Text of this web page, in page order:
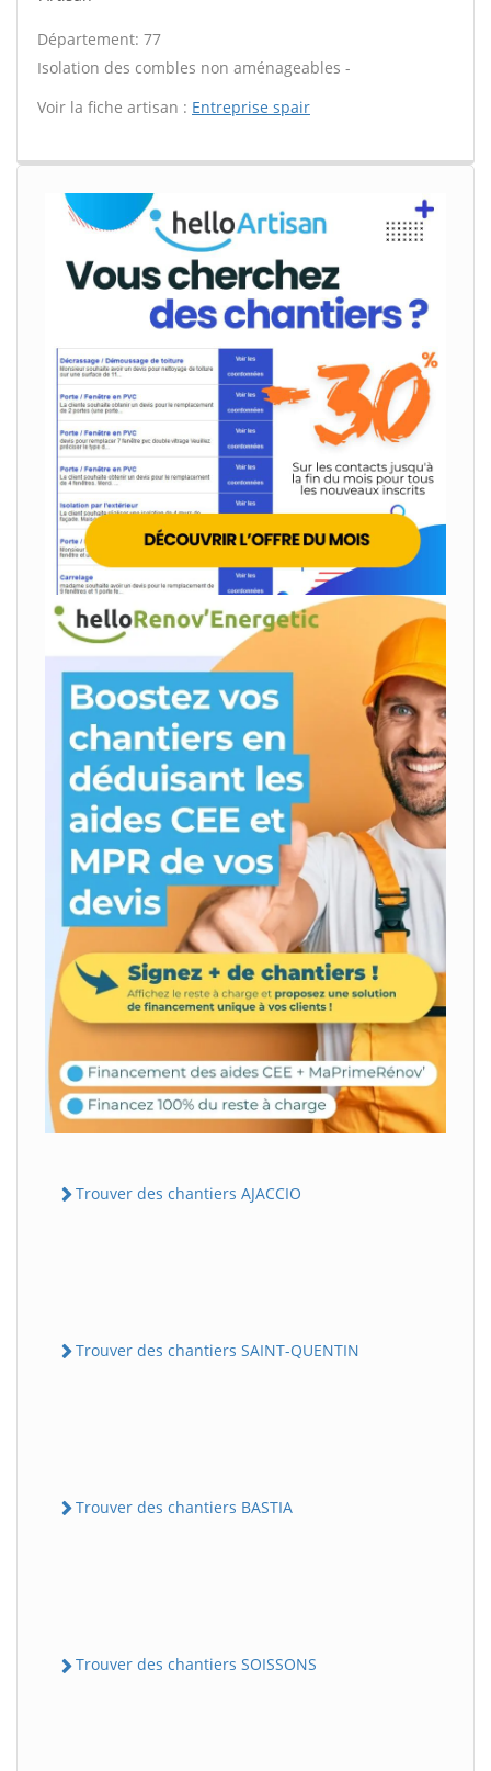
Département: 77
Isolation des combles non aménageables -
Voir la fiche artisan : Entreprise spair
Trouver des chantiers AJACCIO
Trouver des chantiers SAINT-QUENTIN
Trouver des chantiers BASTIA
Trouver des chantiers SOISSONS